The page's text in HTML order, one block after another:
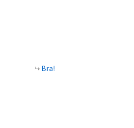
Bra!